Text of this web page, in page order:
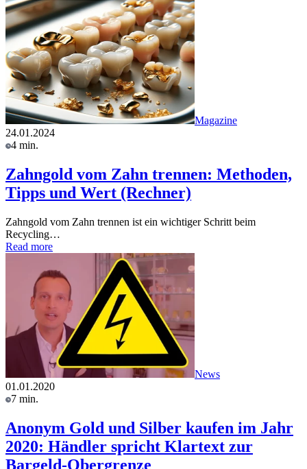
Magazine
24.01.2024
4 min.
Zahngold vom Zahn trennen: Methoden,
Tipps und Wert (Rechner)
Zahngold vom Zahn trennen ist ein wichtiger Schritt beim
Recycling…
Read more
News
01.01.2020
7 min.
Anonym Gold und Silber kaufen im Jahr
2020: Händler spricht Klartext zur
Bargeld-Obergrenze